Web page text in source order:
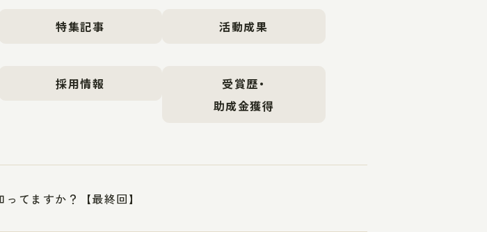
特集記事 活動成果
採用情報
受賞歴・
助成金獲得
てますか？【最終回】